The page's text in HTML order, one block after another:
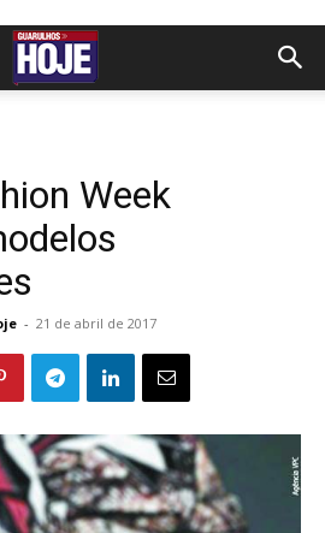
Week
- 21 de abril de 2017